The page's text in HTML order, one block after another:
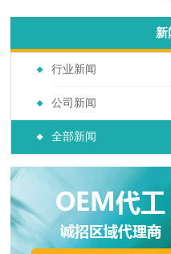
自动化潜力上的优势将呈压倒性，单
本差异，源于两种工艺对上游反应器
新
行业新闻
公司新闻
全部新闻